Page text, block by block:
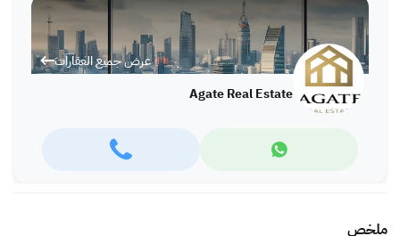
عرض جميع العقارات
Agate Real Estate
ملخص